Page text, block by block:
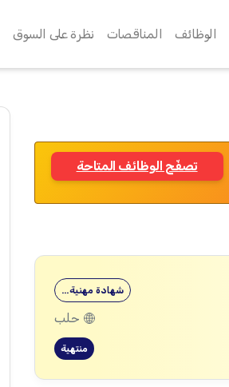
الوظائف المناقصات نظرة على السوق
تصفّح الوظائف المتاحة
شهادة مهنية…
حلب
منتهية